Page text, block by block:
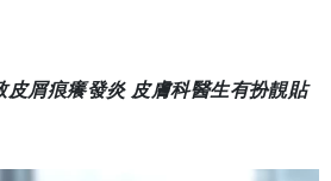
屑痕癢發炎 皮膚科醫生有扮靚貼